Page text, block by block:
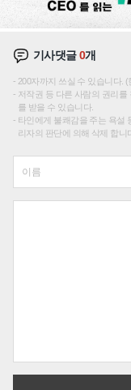
기사댓글0개
200자까지 쓰실 수 있습니다. (
저작권 등 다른 사람의 권리를
를 받을 수 있습니다.
타인에게 불쾌감을 주는 욕설
리자의 판단에 의해 삭제 합니